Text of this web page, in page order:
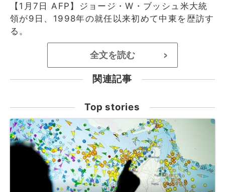
【1月7日 AFP】ジョージ・W・ブッシュ米大統
領が9日、1998年の就任以来初めて中東を歴訪す
る。
全文を読む >
関連記事
Top stories